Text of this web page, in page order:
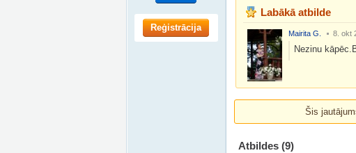
Labākā atbilde
Mairita G. 8. okt
Nezinu
Šis
Atbildes (9)
Reģistrācija